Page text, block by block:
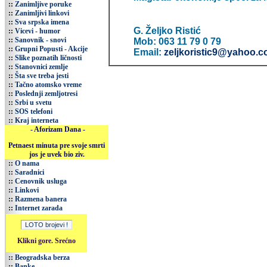
:: Zanimljive poruke
:: Zanimljivi linkovi
:: Sva srpska imena
:: Vicevi - humor
:: Sanovnik - snovi
:: Grupni Popusti - Akcije
:: Slike poznatih ličnosti
:: Stanovnici zemlje
:: Šta sve treba jesti
:: Tačno atomsko vreme
:: Poslednji zemljotresi
:: Srbi u svetu
:: SOS telefoni
:: Kraj interneta
- Aforizam Dana -
Petnaest minuta pre svoje smrti
jos je uvek bio ziv.
:: O nama
:: Saradnici
:: Cenovnik usluga
:: Linkovi
:: Razmena banera
:: Internet zarada
Klikni gore. Srećno
:: Beogradska berza
G. Željko Ristić
Mob: 063 11 79 0 79
Email: